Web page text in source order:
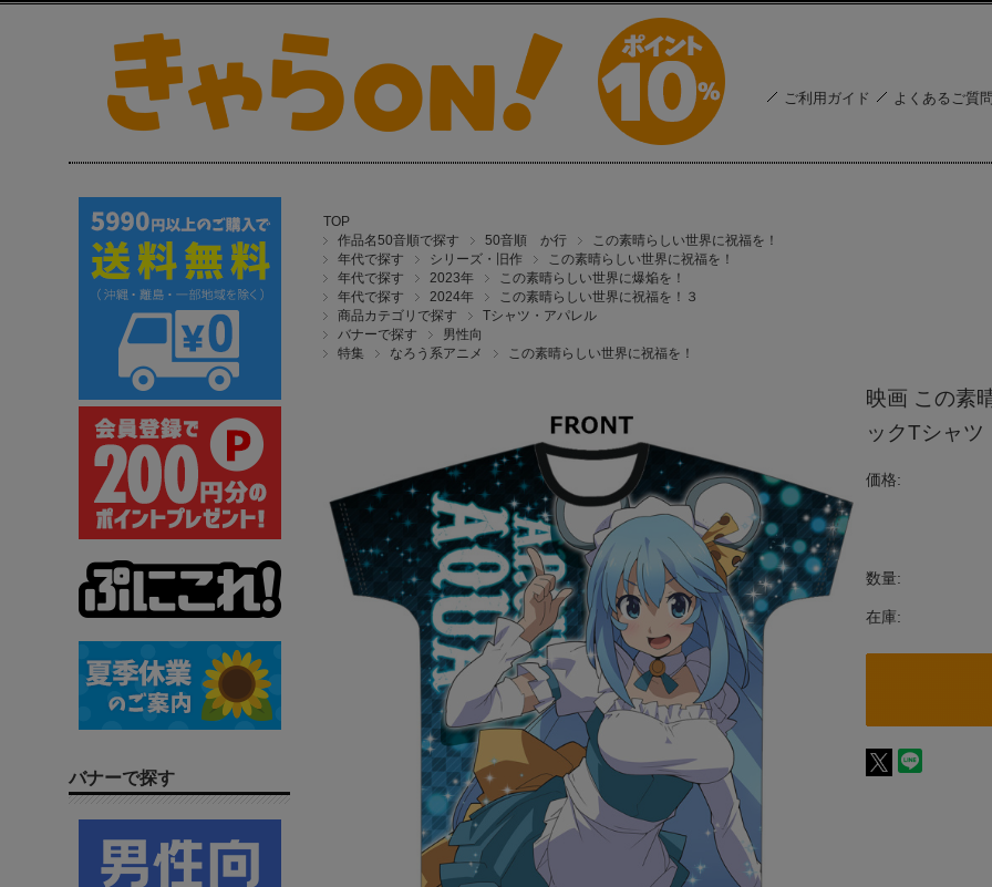
ご利用ガイド よくあるご質問
TOP
作品名50音順で探す
50音順 か行
この素晴らしい世界に祝福を！
年代で探す
シリーズ・旧作
この素晴らしい世界に祝福を！
年代で探す
2023年
この素晴らしい世界に爆焔を！
年代で探す
2024年
この素晴らしい世界に祝福を！３
商品カテゴリで探す
Tシャツ・アパレル
バナーで探す
男性向
特集
なろう系アニメ この素晴らしい世界に祝福を！
映画 この素
ックTシャツ
価格:
数量:
在庫:
バナーで探す